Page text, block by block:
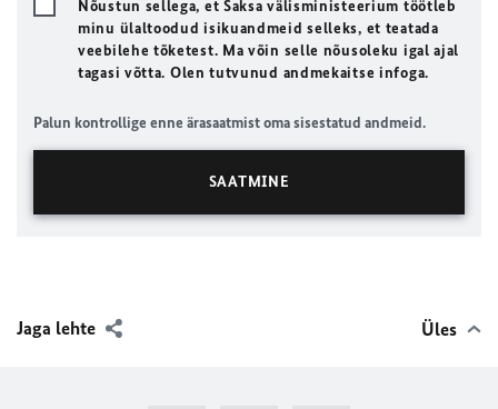
Nõustun sellega, et Saksa välisministeerium töötleb
minu ülaltoodud isikuandmeid selleks, et teatada
veebilehe tõketest. Ma võin selle nõusoleku igal ajal
tagasi võtta. Olen tutvunud andmekaitse infoga.
Palun kontrollige enne ärasaatmist oma sisestatud andmeid.
Jaga lehte Üles